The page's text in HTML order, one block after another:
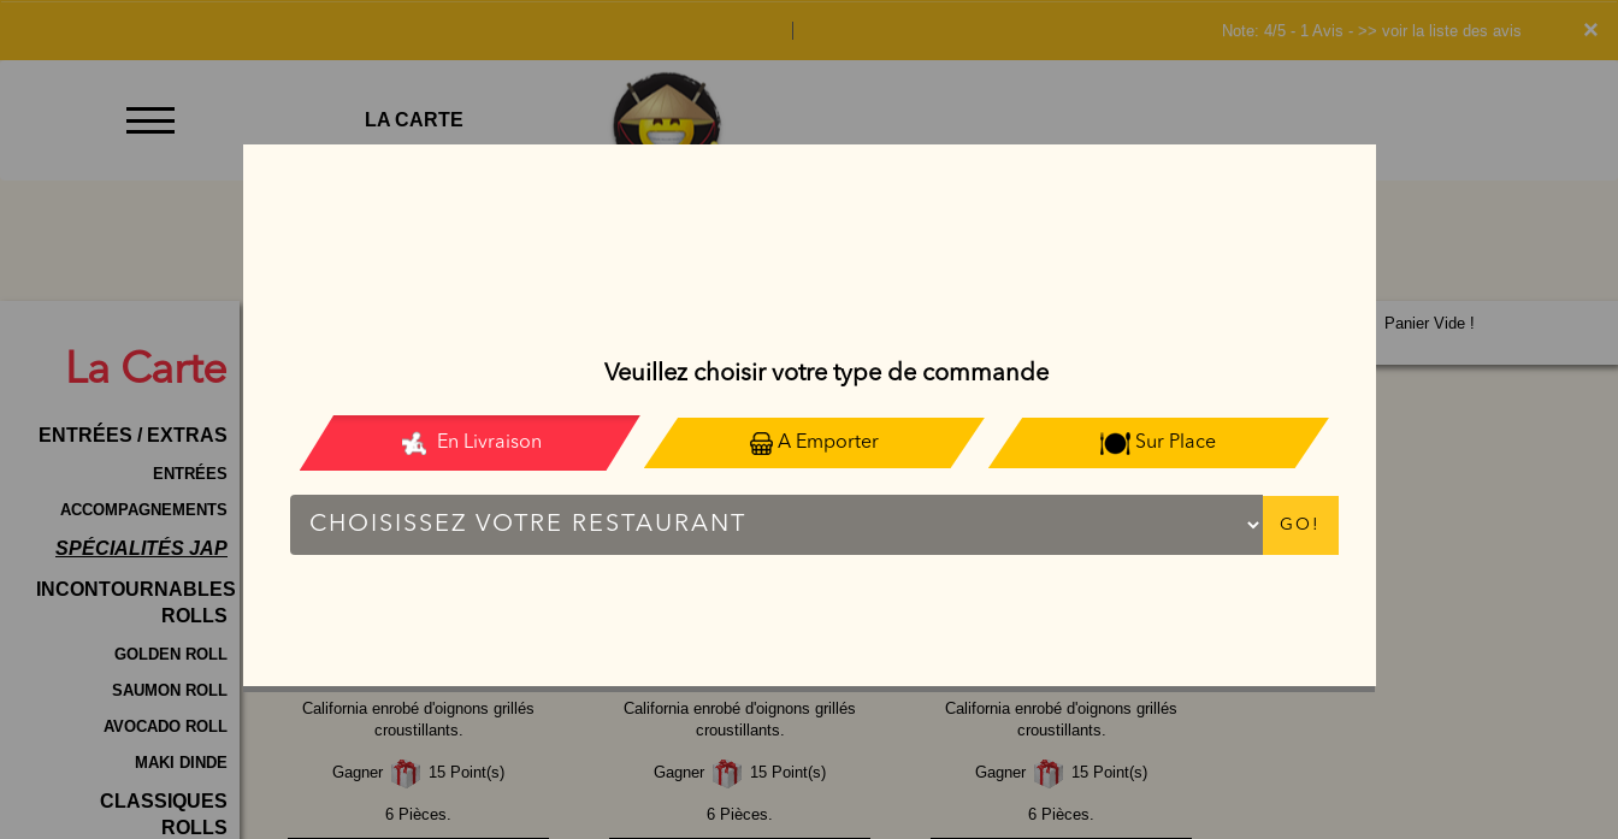
×
Note: 4/5 - 1 Avis - >> voir la liste des avis
Emporter
Contact
Mentions
Légales
Programme
De
Fidélité
Vos
Avis
de
LA CARTE
La Carte
ENTRÉES / EXTRAS
ENTRÉES
ACCOMPAGNEMENTS
SPÉCIALITÉS JAP
INCONTOURNABLES
ROLLS
GOLDEN ROLL
SAUMON ROLL
AVOCADO ROLL
MAKI DINDE
CLASSIQUES
ROLLS
California enrobé d'oignons grillés
croustillants.
Gagner 15 Point(s)
6 Pièces.
California enrobé d'oignons grillés
croustillants.
Gagner 15 Point(s)
6 Pièces.
California enrobé d'oignons grillés
croustillants.
Gagner 15 Point(s)
6 Pièces.
Panier Vide !